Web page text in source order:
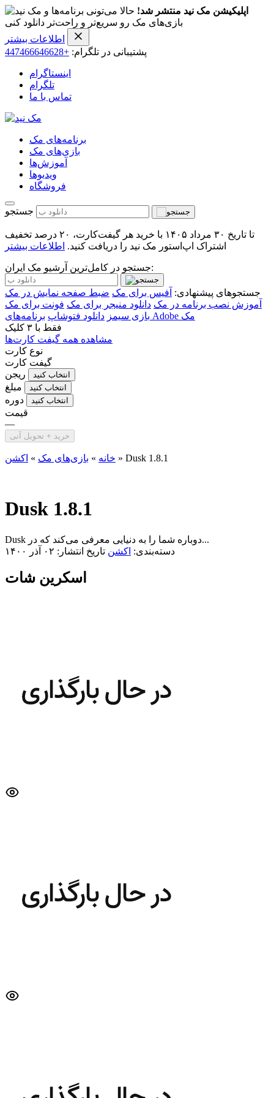
اپلیکیشن مک نید منتشر شد! حالا می‌تونی برنامه‌ها و
بازی‌های مک رو سریع‌تر و راحت‌تر دانلود کنی
اطلاعات بیشتر
پشتیبانی در تلگرام: +447466646628
اینستاگرام
تلگرام
تماس با ما
برنامه‌های مک
بازی‌های مک
آموزش‌ها
ویدیو‌ها
فروشگاه
جستجو
تا تاریخ ۳۰ مرداد ۱۴۰۵ با خرید هر گیفت‌کارت، ۲۰ درصد تخفیف
اشتراک اپ‌استور مک نید را دریافت کنید. اطلاعات بیشتر
جستجو در کامل‌ترین آرشیو مک ایران:
جستجوهای پیشنهادی: آفیس برای مک ضبط صفحه نمایش در مک
آموزش نصب برنامه در مک دانلود منیجر برای مک فونت برای مک
بازی سیمز دانلود فتوشاپ
برنامه‌های Adobe مک
فقط با ۳ کلیک
مشاهده همه گیفت کارت‌ها
نوع کارت
گیفت کارت
ریجن
انتخاب کنید
مبلغ انتخاب کنید
دوره انتخاب کنید
قیمت
—
خرید + تحویل آنی
خانه » بازی‌های مک » اکشن » Dusk 1.8.1
Dusk 1.8.1
Dusk دوباره شما را به دنیایی معرفی می‌کند که در...
دسته‌بندی: اکشن تاریخ انتشار: ۰۲ آذر ۱۴۰۰
اسکرین شات